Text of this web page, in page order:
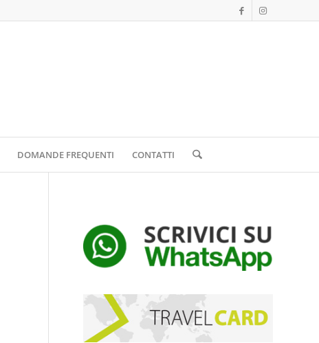
DOMANDE FREQUENTI CONTATTI